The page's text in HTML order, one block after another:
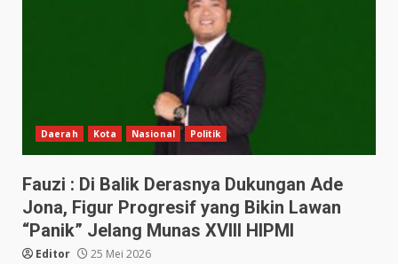
Daerah Kota Nasional Politik
Fauzi : Di Balik Derasnya Dukungan Ade
Jona, Figur Progresif yang Bikin Lawan
“Panik” Jelang Munas XVIII HIPMI
Editor 25 Mei 2026